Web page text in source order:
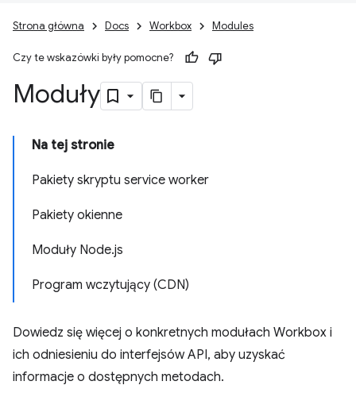
Strona główna Docs Workbox Modules
Czy te wskazówki były pomocne?
Moduły
Na tej stronie
Pakiety skryptu service worker
Pakiety okienne
Moduły Node.js
Program wczytujący (CDN)
Dowiedz się więcej o konkretnych modułach Workbox i
ich odniesieniu do interfejsów API, aby uzyskać
informacje o dostępnych metodach.